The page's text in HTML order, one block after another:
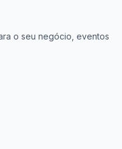
o seu negócio, eventos